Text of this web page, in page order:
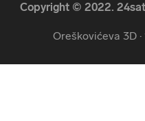
Copyright © 2022.
Oreškovićeva 3D